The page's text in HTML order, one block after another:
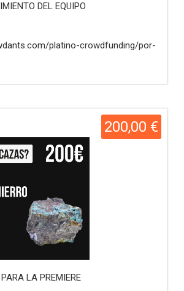
DEL EQUIPO
platino-crowdfunding/por-
200,00 €
LA PREMIERE